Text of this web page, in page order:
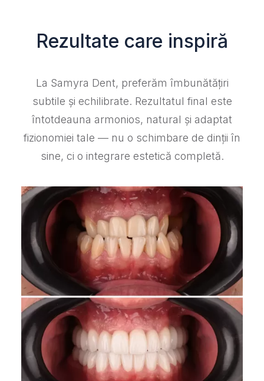
Rezultate care inspiră
La Samyra Dent, preferăm îmbunătățiri
subtile și echilibrate. Rezultatul final este
întotdeauna armonios, natural și adaptat
fizionomiei tale — nu o schimbare de dinții în
sine, ci o integrare estetică completă.